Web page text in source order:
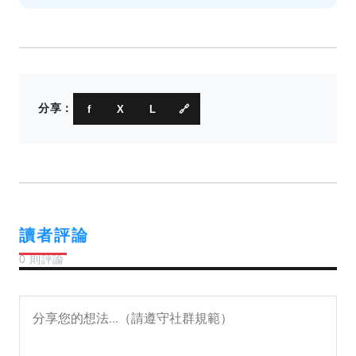
分享： f X L 🔗
讀者評論
0 則評論